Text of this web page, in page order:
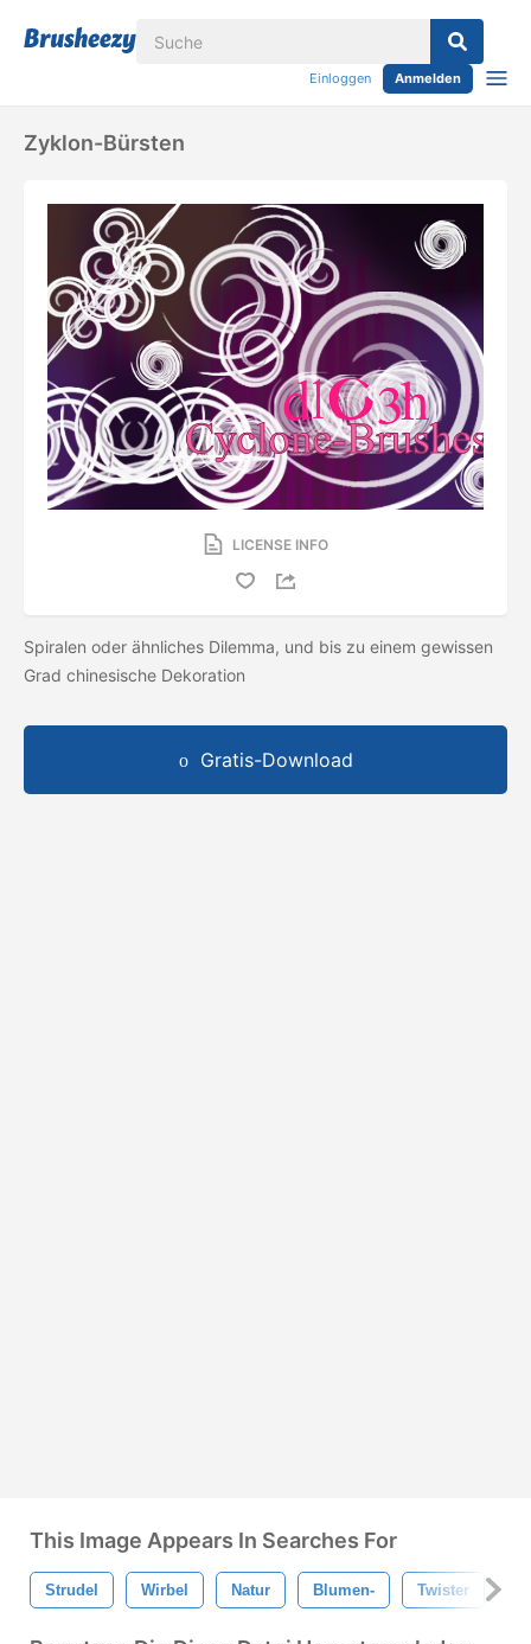
Einloggen Anmelden
Zyklon-Bürsten
LICENSE INFO
Spiralen oder ähnliches Dilemma, und bis zu einem gewissen
Grad chinesische Dekoration
Gratis-Download
This Image Appears In Searches For
Strudel Wirbel Natur Blumen- Twister